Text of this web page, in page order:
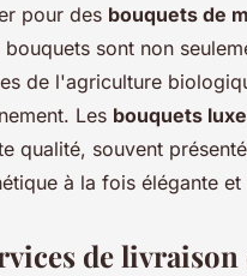
pour des bouquets de
bouquets sont non
de l'agriculture
Les bouquets luxe
qualité, souvent
à la fois élégante et
de